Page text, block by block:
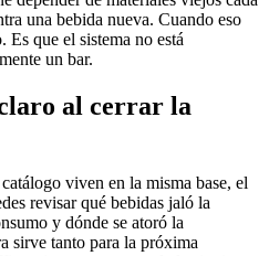
una bebida nueva. Cuando eso
Es que el sistema no está
un bar.
al cerrar la
viven en la misma base, el
revisar qué bebidas jaló la
y dónde se atoró la
sirve tanto para la próxima